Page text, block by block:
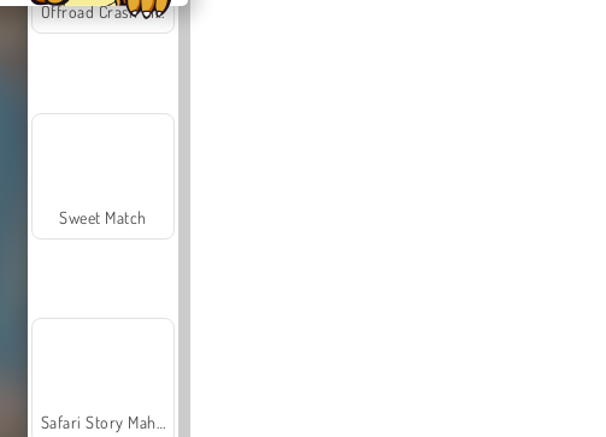
Offroad Crash Climber 4X4
Sweet Match